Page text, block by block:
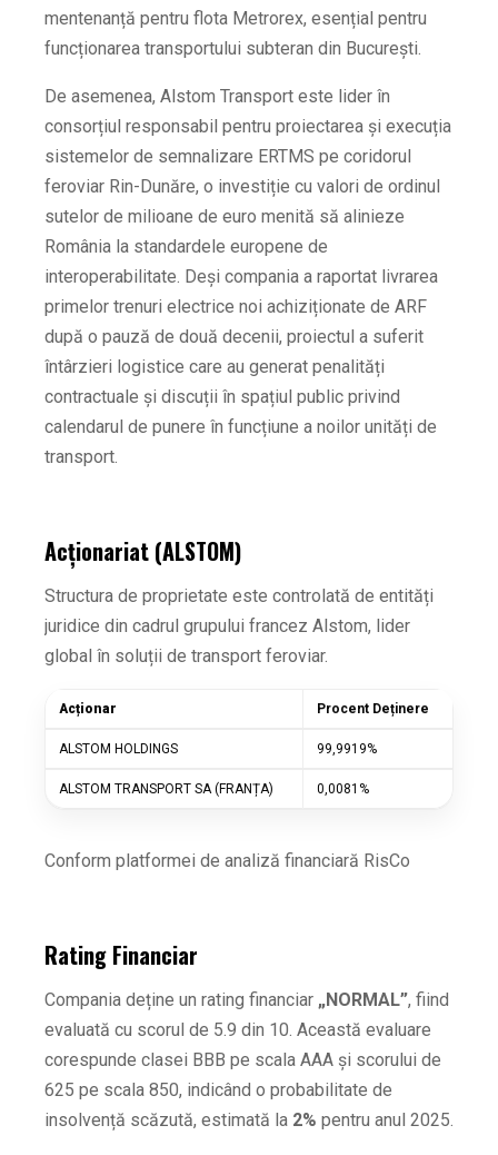
mentenanță pentru flota Metrorex, esențial pentru
funcționarea transportului subteran din București.
De asemenea, Alstom Transport este lider în
consorțiul responsabil pentru proiectarea și execuția
sistemelor de semnalizare ERTMS pe coridorul
feroviar Rin-Dunăre, o investiție cu valori de ordinul
sutelor de milioane de euro menită să alinieze
România la standardele europene de
interoperabilitate. Deși compania a raportat livrarea
primelor trenuri electrice noi achiziționate de ARF
după o pauză de două decenii, proiectul a suferit
întârzieri logistice care au generat penalități
contractuale și discuții în spațiul public privind
calendarul de punere în funcțiune a noilor unități de
transport.
Acționariat (ALSTOM)
Structura de proprietate este controlată de entități
juridice din cadrul grupului francez Alstom, lider
global în soluții de transport feroviar.
Acționar Procent Deținere
ALSTOM HOLDINGS 99,9919%
ALSTOM TRANSPORT SA (FRANȚA) 0,0081%
Conform platformei de analiză financiară RisCo
Rating Financiar
Compania deține un rating financiar „NORMAL”, fiind
evaluată cu scorul de 5.9 din 10. Această evaluare
corespunde clasei BBB pe scala AAA și scorului de
625 pe scala 850, indicând o probabilitate de
insolvență scăzută, estimată la 2% pentru anul 2025.